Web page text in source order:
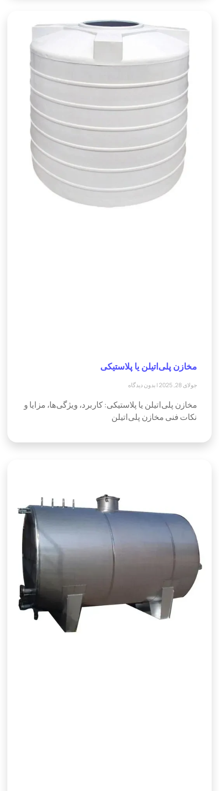
مخازن پلی‌اتیلن یا پلاستیکی
جولای 28, 2025 بدون دیدگاه
مخازن پلی‌اتیلن یا پلاستیکی: کاربرد، ویژگی‌ها، مزایا و
نکات فنی مخازن پلی‌اتیلن